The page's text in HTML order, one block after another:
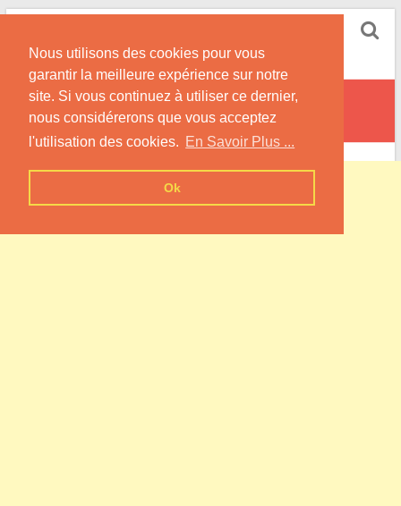
Nous utilisons des cookies pour vous
garantir la meilleure expérience sur notre
site. Si vous continuez à utiliser ce dernier,
nous considérerons que vous acceptez
l'utilisation des cookies. En Savoir Plus ...
Ok
Skip
content
Informations sur les Pompes à Chaleur
Foulcrey